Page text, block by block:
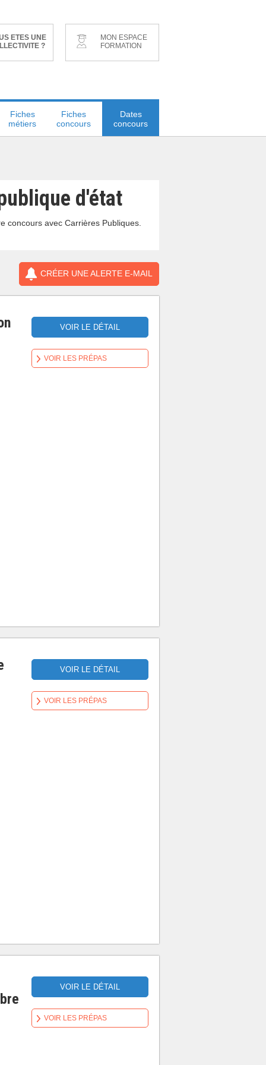
ETES UNE
?
MON ESPACE
FORMATION
Fiches
métiers
Fiches
concours
Dates
concours
d'état
concours avec Carrières Publiques.
CRÉER UNE ALERTE E-MAIL
VOIR LE DÉTAIL
VOIR LES PRÉPAS
VOIR LE DÉTAIL
VOIR LES PRÉPAS
VOIR LE DÉTAIL
VOIR LES PRÉPAS